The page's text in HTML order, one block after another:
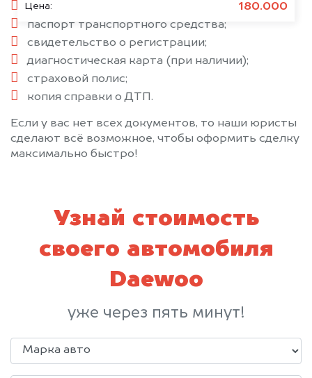
Цена: 180.000
паспорт гражданина РФ;
паспорт транспортного средства;
свидетельство о регистрации;
диагностическая карта (при наличии);
страховой полис;
копия справки о ДТП.
Если у вас нет всех документов, то наши юристы
сделают всё возможное, чтобы оформить сделку
максимально быстро!
Узнай стоимость
своего автомобиля
Daewoo
уже через пять минут!